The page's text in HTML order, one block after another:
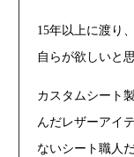
15年以上に渡り
自らが欲しいと
カスタムシート
んだレザーアイ
ないシート職人